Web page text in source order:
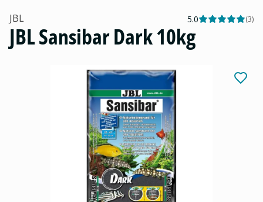
JBL 5.0 (3)
JBL Sansibar Dark 10kg